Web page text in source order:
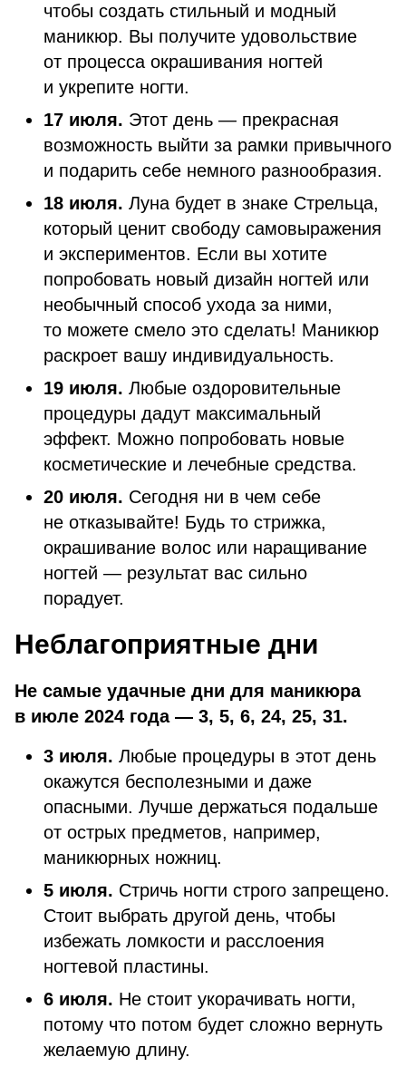
чтобы создать стильный и модный
маникюр. Вы получите удовольствие
от процесса окрашивания ногтей
и укрепите ногти.
17 июля. Этот день — прекрасная
возможность выйти за рамки привычного
и подарить себе немного разнообразия.
18 июля. Луна будет в знаке Стрельца,
который ценит свободу самовыражения
и экспериментов. Если вы хотите
попробовать новый дизайн ногтей или
необычный способ ухода за ними,
то можете смело это сделать! Маникюр
раскроет вашу индивидуальность.
19 июля. Любые оздоровительные
процедуры дадут максимальный
эффект. Можно попробовать новые
косметические и лечебные средства.
20 июля. Сегодня ни в чем себе
не отказывайте! Будь то стрижка,
окрашивание волос или наращивание
ногтей — результат вас сильно
порадует.
Неблагоприятные дни
Не самые удачные дни для маникюра
в июле 2024 года — 3, 5, 6, 24, 25, 31.
3 июля. Любые процедуры в этот день
окажутся бесполезными и даже
опасными. Лучше держаться подальше
от острых предметов, например,
маникюрных ножниц.
5 июля. Стричь ногти строго запрещено.
Стоит выбрать другой день, чтобы
избежать ломкости и расслоения
ногтевой пластины.
6 июля. Не стоит укорачивать ногти,
потому что потом будет сложно вернуть
желаемую длину.